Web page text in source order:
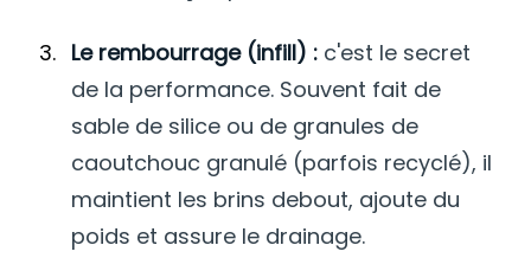
Le rembourrage (infill) : c'est le secret
de la performance. Souvent fait de
sable de silice ou de granules de
caoutchouc granulé (parfois recyclé), il
maintient les brins debout, ajoute du
poids et assure le drainage.